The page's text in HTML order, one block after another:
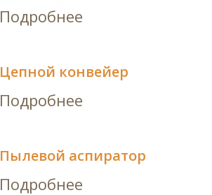
Подробнее
Цепной конвейер
Подробнее
Пылевой аспиратор
Подробнее